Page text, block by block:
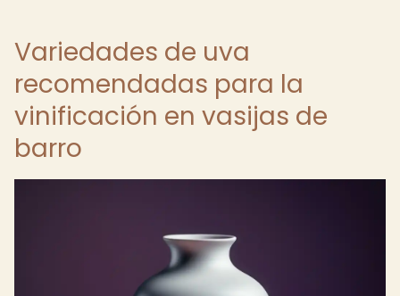
Variedades de uva
recomendadas para la
vinificación en vasijas de
barro